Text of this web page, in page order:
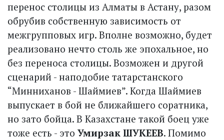
перенос столицы из Алматы в Астану, разом
обрубив собственную зависимость от
межгрупповых игр. Вполне возможно, будет
реализовано нечто столь же эпохальное, но
без переноса столицы. Возможен и другой
сценарий - наподобие татарстанского
“Минниханов - Шаймиев”. Когда Шаймиев
выпускает в бой не ближайшего соратника,
но зато бойца. В Казахстане такой боец уже
тоже есть - это Умирзак ШУКЕЕВ. Помимо